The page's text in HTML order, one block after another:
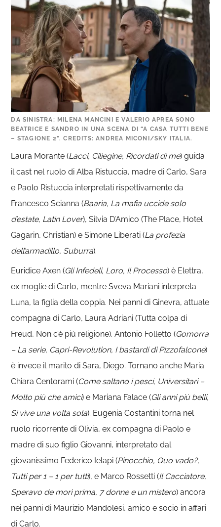
DA SINISTRA: MILENA MANCINI E VALERIO APREA SONO
BEATRICE E SANDRO IN UNA SCENA DI “A CASA TUTTI BENE
– STAGIONE 2”. CREDITS: ANDREA MICONI/SKY ITALIA.
Laura Morante (Lacci, Ciliegine, Ricordati di me) guida
il cast nel ruolo di Alba Ristuccia, madre di Carlo, Sara
e Paolo Ristuccia interpretati rispettivamente da
Francesco Scianna (Baarìa, La mafia uccide solo
d’estate, Latin Lover), Silvia D’Amico (The Place, Hotel
Gagarin, Christian) e Simone Liberati (La profezia
dell’armadillo, Suburra).
Euridice Axen (Gli Infedeli, Loro, Il Processo) è Elettra,
ex moglie di Carlo, mentre Sveva Mariani interpreta
Luna, la figlia della coppia. Nei panni di Ginevra, attuale
compagna di Carlo, Laura Adriani (Tutta colpa di
Freud, Non c’è più religione). Antonio Folletto (Gomorra
– La serie, Capri-Revolution, I bastardi di Pizzofalcone)
è invece il marito di Sara, Diego. Tornano anche Maria
Chiara Centorami (Come saltano i pesci, Universitari –
Molto più che amici) e Mariana Falace (Gli anni più belli,
Si vive una volta sola). Eugenia Costantini torna nel
ruolo ricorrente di Olivia, ex compagna di Paolo e
madre di suo figlio Giovanni, interpretato dal
giovanissimo Federico Ielapi (Pinocchio, Quo vado?,
Tutti per 1 – 1 per tutti), e Marco Rossetti (Il Cacciatore,
Speravo de morì prima, 7 donne e un mistero) ancora
nei panni di Maurizio Mandolesi, amico e socio in affari
di Carlo.